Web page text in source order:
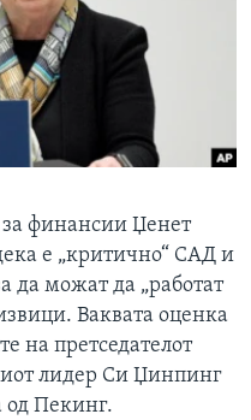
финансии Џенет
е „критично“ САД и
да можат да „работат
Ваквата оценка
на претседателот
лидер Си Џинпинг
од Пекинг.